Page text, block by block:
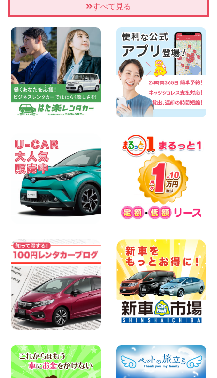
★WRX 作業紹介★ 三重県 四日市インタ
ー店
2026年08月08日
横浜弥生台店限定!!夏季特別キャンペーン
のお知らせ!! 神奈川県 横浜弥生台店
100円レンタカー 横浜弥生台
2026年08月08日
2026三河安城店お盆休みご連絡 愛知県
三河安城店
100円レンタカー 三河安城
2026年08月08日
☆ お盆特別乗り放題プラン ☆ 埼玉県 杉
佐渡でのドライブは安全第一!交通事故に
ご注意ください 新潟県 佐渡空港店
100円レンタカー 佐渡空港
2026年08月07日
楽しい佐渡旅行を守るために!安全運転の
お願い 新潟県 両津店
100円レンタカー 両津
2026年08月07日
100円レンタカー 中川かの里
2026年08月07日
☆ 夏休みクーポン登場!最大9,500円おト
ク! ☆ 鳥取県 鳥取青谷店
100円レンタカー 鳥取青谷
2026年08月07日
人気のハイエース!! 大阪府 寝屋川太間東
町店
100円レンタカー 寝屋川太間東町
2026年08月07日
夏季休暇のお知らせ 東京都 墨田両国店
100円レンタカー 墨田両国
2026年08月07日
夏季休暇のお知らせ 東京都 墨田文花店
すべて見る